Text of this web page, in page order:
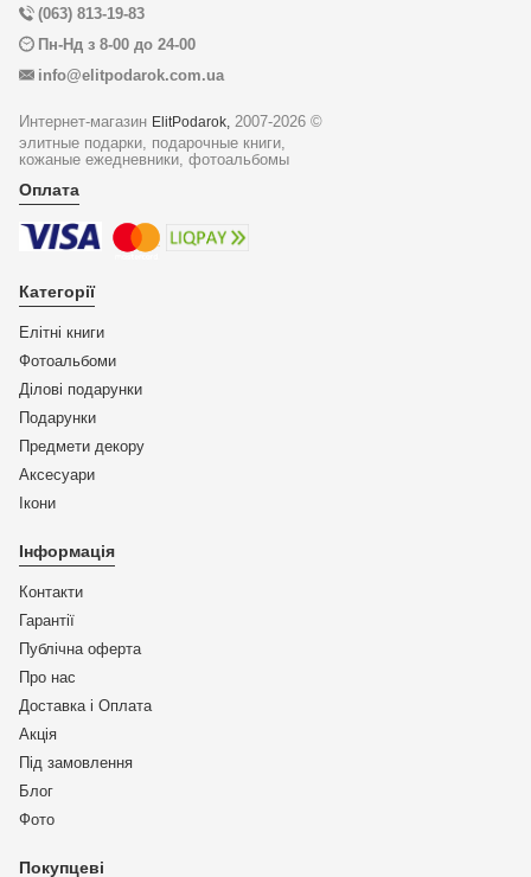
(063) 813-19-83
Пн-Нд з 8-00 до 24-00
info@elitpodarok.com.ua
Интернет-магазин ElitPodarok,
2007-2026 ©
элитные подарки, подарочные книги,
кожаные ежедневники, фотоальбомы
Оплата
Категорії
Елітні книги
Фотоальбоми
Ділові подарунки
Подарунки
Предмети декору
Аксесуари
Ікони
Інформація
Контакти
Гарантії
Публічна оферта
Про нас
Доставка і Оплата
Акція
Під замовлення
Блог
Фото
Покупцеві